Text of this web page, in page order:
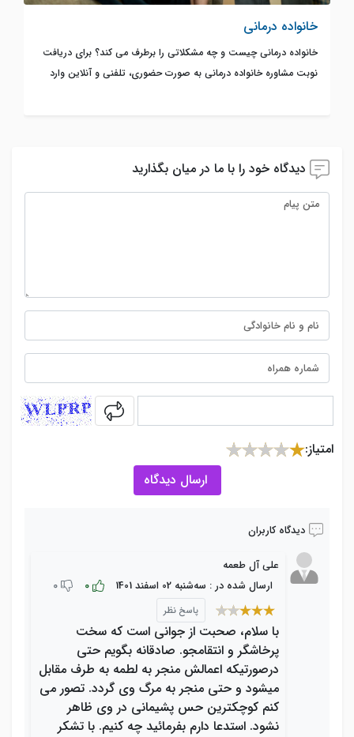
خانواده درمانی
خانواده درمانی چیست و چه مشکلاتی را برطرف می کند؟ برای دریافت
نوبت مشاوره خانواده درمانی به صورت حضوری، تلفنی و آنلاین وارد
دیدگاه خود را با ما در میان بگذارید
captcha
امتیاز:
ارسال دیدگاه
دیدگاه کاربران
علی آل طعمه
ارسال شده در : ﺳﻪشنبه 02 اسفند 1401
0
0
پاسخ نظر
با سلام، صحبت از جوانی است که سخت
پرخاشگر و انتقامجو. صادقانه بگویم حتی
درصورتیکه اعمالش منجر به لطمه به طرف مقابل
میشود و حتی منجر به مرگ وی گردد. تصور می
کنم کوچکترین حس پشیمانی در وی ظاهر
نشود. استدعا دارم بفرمائید چه کنیم. با تشکر